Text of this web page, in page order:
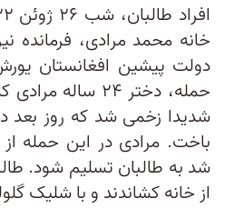
خانه محمد مرادی، فرمانده
دولت پیشین افغانستان
شدیدا زخمی شد که روز
باخت. مرادی در این حمله
شد به طالبان تسلیم شود.
از خانه کشاندند و با شلیک